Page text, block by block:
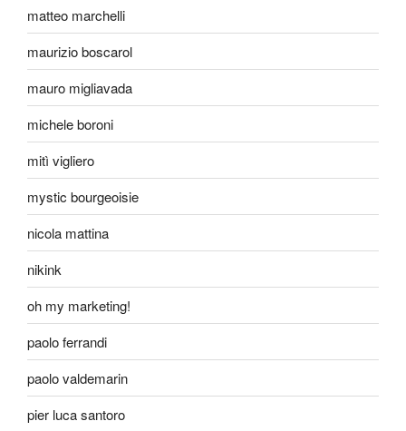
matteo marchelli
maurizio boscarol
mauro migliavada
michele boroni
mitì vigliero
mystic bourgeoisie
nicola mattina
nikink
oh my marketing!
paolo ferrandi
paolo valdemarin
pier luca santoro